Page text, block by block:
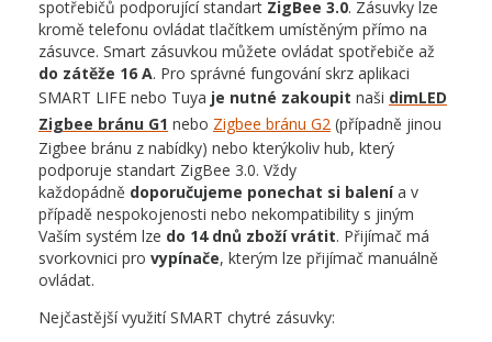
spotřebičů podporující standart ZigBee 3.0. Zásuvky lze
kromě telefonu ovládat tlačítkem umístěným přímo na
zásuvce. Smart zásuvkou můžete ovládat spotřebiče až
do zátěže 16 A. Pro správné fungování skrz aplikaci
SMART LIFE nebo Tuya je nutné zakoupit naši dimLED
Zigbee bránu G1 nebo Zigbee bránu G2 (případně jinou
Zigbee bránu z nabídky) nebo kterýkoliv hub, který
podporuje standart ZigBee 3.0. Vždy
každopádně doporučujeme ponechat si balenía v
případě nespokojenosti nebo nekompatibility s jiným
Vaším systém lze do 14 dnů zboží vrátit. Přijímač má
svorkovnici pro vypínače, kterým lze přijímač manuálně
ovládat.
Nejčastější využití SMART chytré zásuvky: